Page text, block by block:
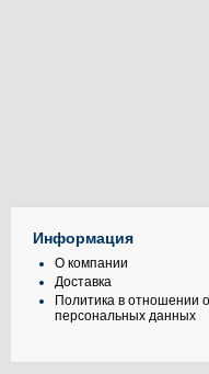
Информация
О компании
Доставка
Политика в отношении
персональных данных